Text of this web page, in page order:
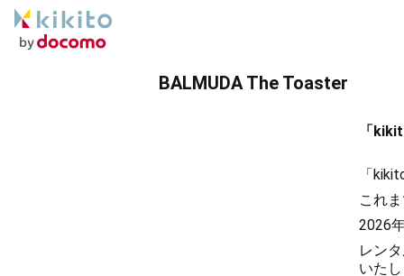
BALMUDA The Toaster
「
「
これ
2026
レン
いた